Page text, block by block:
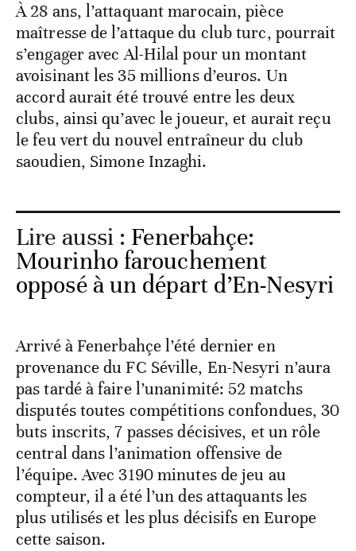
À 28 ans, l’attaquant marocain, pièce
maîtresse de l’attaque du club turc, pourrait
s’engager avec Al-Hilal pour un montant
avoisinant les 35 millions d’euros. Un
accord aurait été trouvé entre les deux
clubs, ainsi qu’avec le joueur, et aurait reçu
le feu vert du nouvel entraîneur du club
saoudien, Simone Inzaghi.
Lire aussi : Fenerbahçe:
Mourinho farouchement
opposé à un départ d’En-Nesyri
Arrivé à Fenerbahçe l’été dernier en
provenance du FC Séville, En-Nesyri n’aura
pas tardé à faire l’unanimité: 52 matchs
disputés toutes compétitions confondues, 30
buts inscrits, 7 passes décisives, et un rôle
central dans l’animation offensive de
l’équipe. Avec 3190 minutes de jeu au
compteur, il a été l’un des attaquants les
plus utilisés et les plus décisifs en Europe
cette saison.